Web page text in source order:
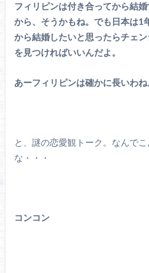
フィリピンは付き合ってから結
から、そうかもね。でも日本は1
から結婚したいと思ったらチェ
を見つければいいんだよ。
あーフィリピンは確かに長いわね
と、謎の恋愛観トーク。なんで
な・・・
コンコン